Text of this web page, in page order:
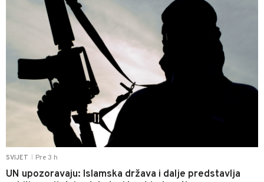
SVIJET Pre 3 h
UN upozoravaju: Islamska država i dalje predstavlja